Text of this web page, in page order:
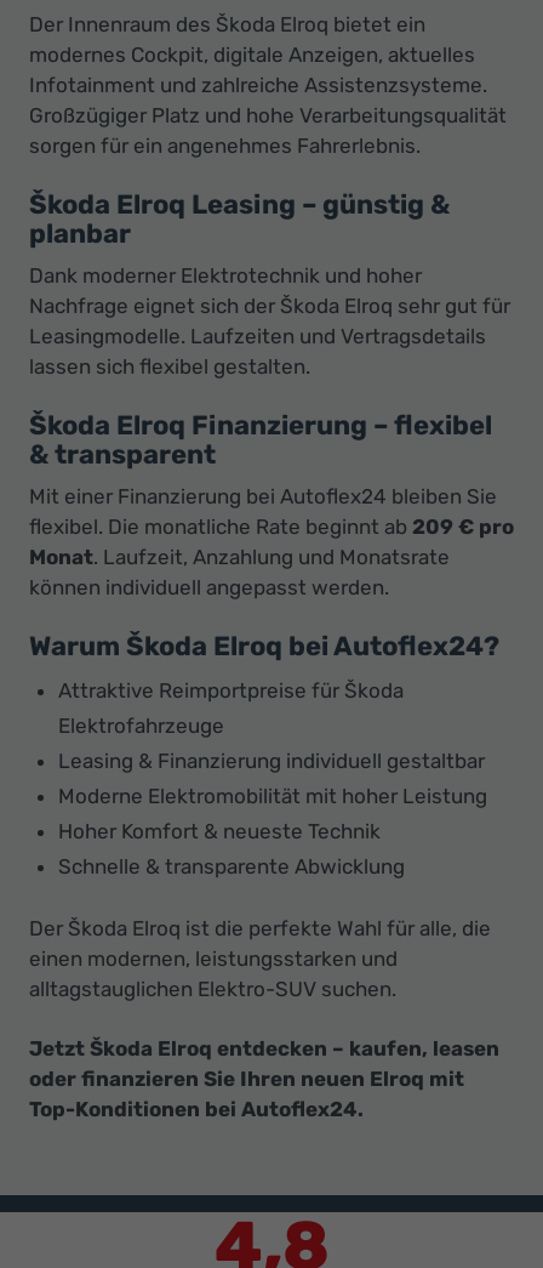
Der Innenraum des Škoda Elroq bietet ein
modernes Cockpit, digitale Anzeigen, aktuelles
Infotainment und zahlreiche Assistenzsysteme.
Großzügiger Platz und hohe Verarbeitungsqualität
sorgen für ein angenehmes Fahrerlebnis.
Škoda Elroq Leasing – günstig &
planbar
Dank moderner Elektrotechnik und hoher
Nachfrage eignet sich der Škoda Elroq sehr gut für
Leasingmodelle. Laufzeiten und Vertragsdetails
lassen sich flexibel gestalten.
Škoda Elroq Finanzierung – flexibel
& transparent
Mit einer Finanzierung bei Autoflex24 bleiben Sie
flexibel. Die monatliche Rate beginnt ab 209 € pro
Monat. Laufzeit, Anzahlung und Monatsrate
können individuell angepasst werden.
Warum Škoda Elroq bei Autoflex24?
Attraktive Reimportpreise für Škoda
Elektrofahrzeuge
Leasing & Finanzierung individuell gestaltbar
Moderne Elektromobilität mit hoher Leistung
Hoher Komfort & neueste Technik
Schnelle & transparente Abwicklung
Der Škoda Elroq ist die perfekte Wahl für alle, die
einen modernen, leistungsstarken und
alltagstauglichen Elektro-SUV suchen.
Jetzt Škoda Elroq entdecken – kaufen, leasen
oder finanzieren Sie Ihren neuen Elroq mit
Top-Konditionen bei Autoflex24.
4,8